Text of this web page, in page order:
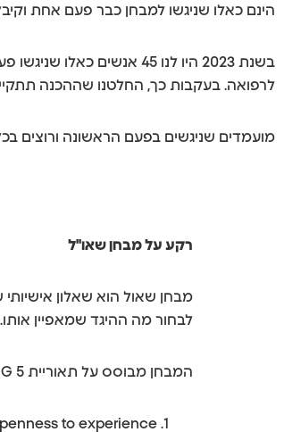
הינם כאלו שניגשו למבחן כבר פעם אחת וקיבלו
לרפואה. בעקבות כך, החלטנו שההכנה תתקיים
מועמדים שניגשים בפעם הראשונה ורוצים
רקע על מבחן שאו"ל
לבחור מה ההיגד שמאפיין
המבחן מבוסס על תאוריית BIG 5 המתארת אישות על פי רצפים של תכונות. לפי התאוריה קיימים חמישה רצפים: